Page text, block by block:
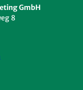
GmbH
8